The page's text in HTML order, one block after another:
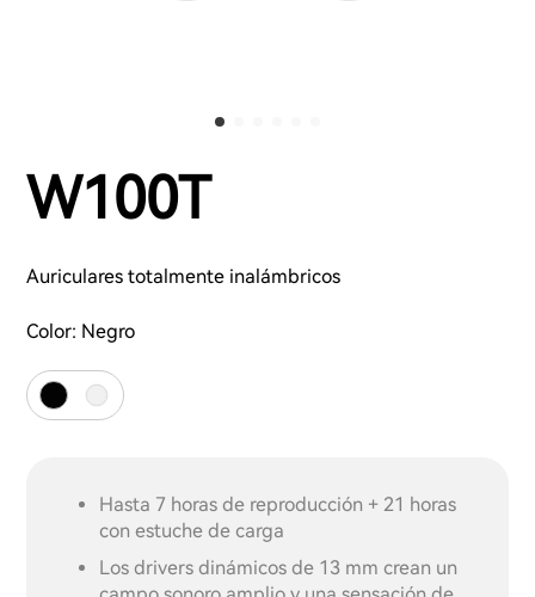
W100T
Auriculares totalmente inalámbricos
Color: Negro
Hasta 7 horas de reproducción + 21 horas
con estuche de carga
Los drivers dinámicos de 13 mm crean un